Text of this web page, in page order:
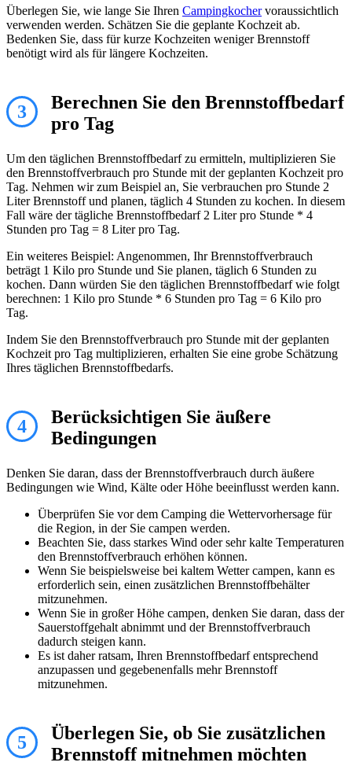
Überlegen Sie, wie lange Sie Ihren Campingkochervoraussichtlich
verwenden werden. Schätzen Sie die geplante Kochzeit ab.
Bedenken Sie, dass für kurze Kochzeiten weniger Brennstoff
benötigt wird als für längere Kochzeiten.
3
Berechnen Sie den Brennstoffbedarf
pro Tag
Um den täglichen Brennstoffbedarf zu ermitteln, multiplizieren Sie
den Brennstoffverbrauch pro Stunde mit der geplanten Kochzeit pro
Tag. Nehmen wir zum Beispiel an, Sie verbrauchen pro Stunde 2
Liter Brennstoff und planen, täglich 4 Stunden zu kochen. In diesem
Fall wäre der tägliche Brennstoffbedarf 2 Liter pro Stunde * 4
Stunden pro Tag = 8 Liter pro Tag.
Ein weiteres Beispiel: Angenommen, Ihr Brennstoffverbrauch
beträgt 1 Kilo pro Stunde und Sie planen, täglich 6 Stunden zu
kochen. Dann würden Sie den täglichen Brennstoffbedarf wie folgt
berechnen: 1 Kilo pro Stunde * 6 Stunden pro Tag = 6 Kilo pro
Tag.
Indem Sie den Brennstoffverbrauch pro Stunde mit der geplanten
Kochzeit pro Tag multiplizieren, erhalten Sie eine grobe Schätzung
Ihres täglichen Brennstoffbedarfs.
4
Berücksichtigen Sie äußere
Bedingungen
Denken Sie daran, dass der Brennstoffverbrauch durch äußere
Bedingungen wie Wind, Kälte oder Höhe beeinflusst werden kann.
Überprüfen Sie vor dem Camping die Wettervorhersage für
die Region, in der Sie campen werden.
Beachten Sie, dass starkes Wind oder sehr kalte Temperaturen
den Brennstoffverbrauch erhöhen können.
Wenn Sie beispielsweise bei kaltem Wetter campen, kann es
erforderlich sein, einen zusätzlichen Brennstoffbehälter
mitzunehmen.
Wenn Sie in großer Höhe campen, denken Sie daran, dass der
Sauerstoffgehalt abnimmt und der Brennstoffverbrauch
dadurch steigen kann.
Es ist daher ratsam, Ihren Brennstoffbedarf entsprechend
anzupassen und gegebenenfalls mehr Brennstoff
mitzunehmen.
5
Überlegen Sie, ob Sie zusätzlichen
Brennstoff mitnehmen möchten